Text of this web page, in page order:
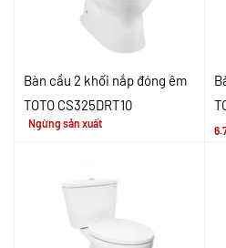
Bàn cầu 2 khối nắp đóng êm
TOTO CS325DRT10
Ngừng sản xuất